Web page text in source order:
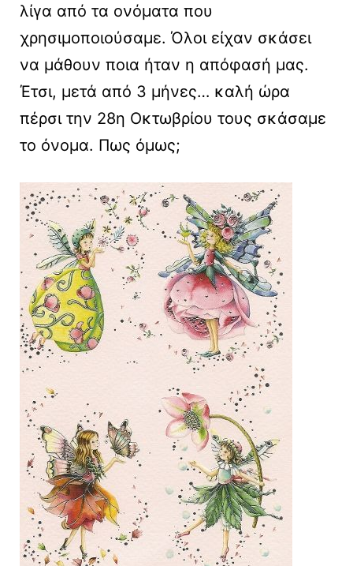
λίγα από τα ονόματα που
χρησιμοποιούσαμε. Όλοι είχαν σκάσει
να μάθουν ποια ήταν η απόφασή μας.
Έτσι, μετά από 3 μήνες… καλή ώρα
πέρσι την 28η Οκτωβρίου τους σκάσαμε
το όνομα. Πως όμως;